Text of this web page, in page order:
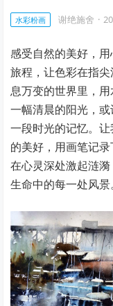
水彩粉画 谢绝施舍 ·
感受自然的美好，
旅程，让色彩在指
息万变的世界里，
一幅清晨的阳光，
一段时光的记忆。
的美好，用画笔记
在心灵深处激起涟
生命中的每一处风景